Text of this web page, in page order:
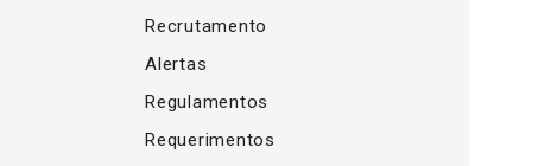
Recrutamento
Alertas
Regulamentos
Requerimentos